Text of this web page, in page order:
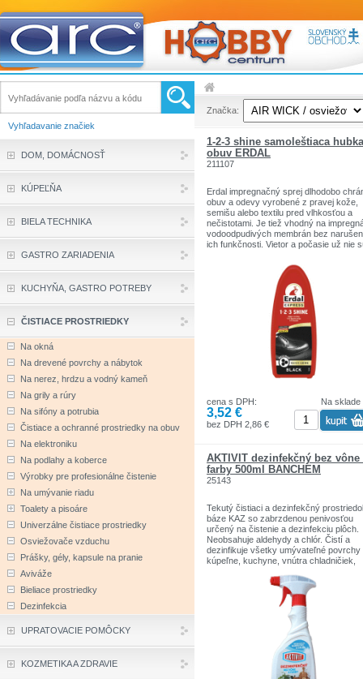
Značka:
1-2-3 shine samoleštiaca
obuv ERDAL
211107
Erdal impregnačný sprej dlhodobo
obuv a odevy vyrobené z pravej kože,
semišu alebo textilu pred vlhkosťou a
nečistotami. Je tiež vhodný na
vodoodpudivých membrán bez
ich funkčnosti. Vietor a počasie už nie
Na sklade
cena s DPH:
3,52 €
bez DPH 2,86 €
AKTIVIT dezinfekčný bez vône
farby 500ml BANCHEM
25143
Tekutý čistiaci a dezinfekčný
báze KAZ so zabrzdenou penivosťou
určený na čistenie a dezinfekciu plôch.
Neobsahuje aldehydy a chlór. Čistí a
dezinfikuje všetky umývateľné povrchy
kúpeľne, kuchyne, vnútra chladničiek,
krájače, nože a povrchy vo
Vyhľadavanie značiek
DOM, DOMÁCNOSŤ
KÚPEĽŇA
BIELA TECHNIKA
GASTRO ZARIADENIA
KUCHYŇA, GASTRO POTREBY
ČISTIACE PROSTRIEDKY
Na okná
Na drevené povrchy a nábytok
Na nerez, hrdzu a vodný kameň
Na grily a rúry
Na sifóny a potrubia
Čistiace a ochranné prostriedky na obuv
Na elektroniku
Na podlahy a koberce
Výrobky pre profesionálne čistenie
Na umývanie riadu
Toalety a pisoáre
Univerzálne čistiace prostriedky
Osviežovače vzduchu
Prášky, gély, kapsule na pranie
Aviváže
Bieliace prostriedky
Dezinfekcia
UPRATOVACIE POMÔCKY
KOZMETIKA A ZDRAVIE